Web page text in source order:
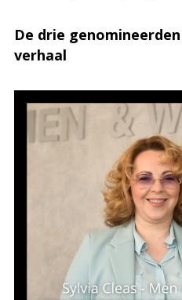
De drie
verhaal